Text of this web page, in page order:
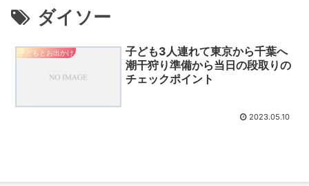
ダイソー
子どもとお出かけ
子ども3人連れて東京から千葉へ
潮干狩り準備から当日の段取りの
チェックポイント
2023.05.10